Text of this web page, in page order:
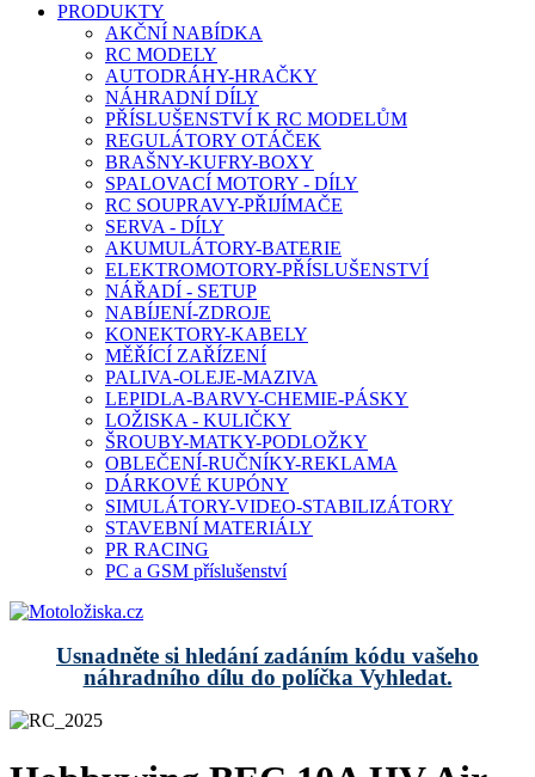
PRODUKTY
AKČNÍ NABÍDKA
RC MODELY
AUTODRÁHY-HRAČKY
NÁHRADNÍ DÍLY
PŘÍSLUŠENSTVÍ K RC MODELŮM
REGULÁTORY OTÁČEK
BRAŠNY-KUFRY-BOXY
SPALOVACÍ MOTORY - DÍLY
RC SOUPRAVY-PŘIJÍMAČE
SERVA - DÍLY
AKUMULÁTORY-BATERIE
ELEKTROMOTORY-PŘÍSLUŠENSTVÍ
NÁŘADÍ - SETUP
NABÍJENÍ-ZDROJE
KONEKTORY-KABELY
MĚŘÍCÍ ZAŘÍZENÍ
PALIVA-OLEJE-MAZIVA
LEPIDLA-BARVY-CHEMIE-PÁSKY
LOŽISKA - KULIČKY
ŠROUBY-MATKY-PODLOŽKY
OBLEČENÍ-RUČNÍKY-REKLAMA
DÁRKOVÉ KUPÓNY
SIMULÁTORY-VIDEO-STABILIZÁTORY
STAVEBNÍ MATERIÁLY
PR RACING
PC a GSM příslušenství
Usnadněte si hledání zadáním kódu vašeho
náhradního dílu do políčka Vyhledat.